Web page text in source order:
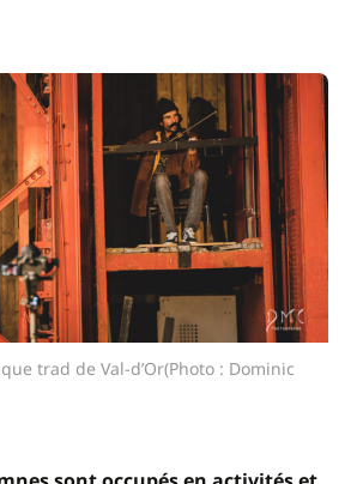
trad de Val-d’Or(Photo : Dominic